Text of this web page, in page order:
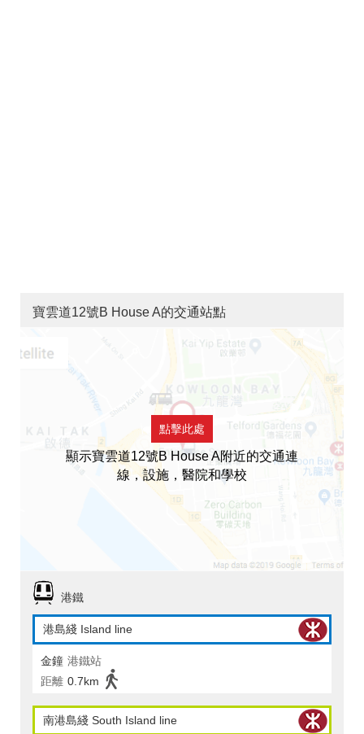
寶雲道12號B House A的交通站點
點擊此處
顯示寶雲道12號B House A附近的交通連
線，設施，醫院和學校
港鐵
港島綫 Island line
金鐘 港鐵站
距離 0.7km
南港島綫 South Island line